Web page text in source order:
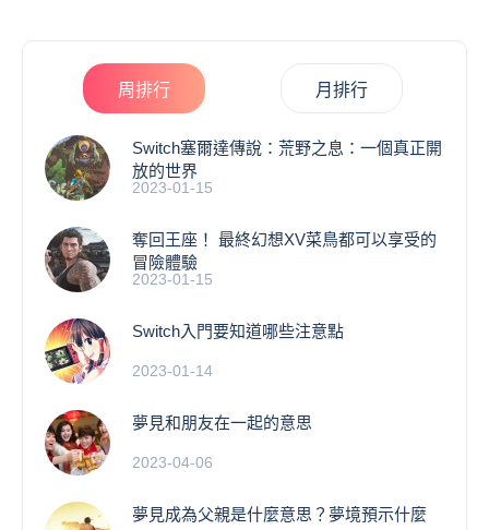
周排行 月排行
Switch塞爾達傳說：荒野之息：一個真正開
放的世界
2023-01-15
奪回王座！ 最終幻想XV菜鳥都可以享受的
冒險體驗
2023-01-15
Switch入門要知道哪些注意點
2023-01-14
夢見和朋友在一起的意思
2023-04-06
夢見成為父親是什麼意思？夢境預示什麼